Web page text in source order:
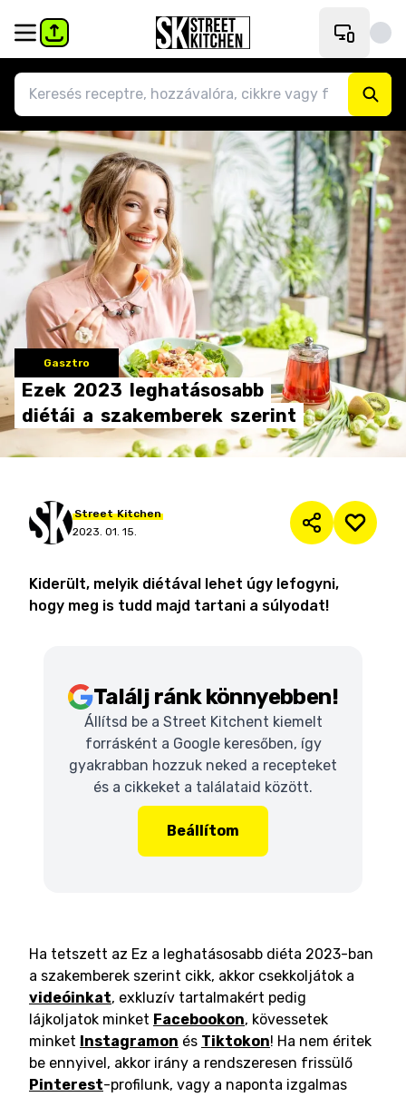
Gasztro
Ezek 2023 leghatásosabb
diétái a szakemberek szerint
Street Kitchen
2023. 01. 15.
Kiderült, melyik diétával lehet úgy lefogyni,
hogy meg is tudd majd tartani a súlyodat!
Találj ránk könnyebben!
Állítsd be a Street Kitchent kiemelt
forrásként a Google keresőben, így
gyakrabban hozzuk neked a recepteket
és a cikkeket a találataid között.
Beállítom
Ha tetszett az Ez a leghatásosabb diéta 2023-ban
a szakemberek szerint cikk, akkor csekkoljátok a
videóinkat, exkluzív tartalmakért pedig
lájkoljatok minket Facebookon, kövessetek
minket Instagramon és Tiktokon! Ha nem éritek
be ennyivel, akkor irány a rendszeresen frissülő
Pinterest-profilunk, vagy a naponta izgalmas